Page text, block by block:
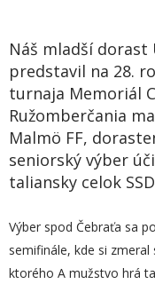
Náš mladší dorast
predstavil na 28.
turnaja Memoriál
Ružomberčania
Malmö FF,
seniorský výber
taliansky celok
Výber spod Čebraťa sa
semifinále, kde si
ktorého A mužstvo hrá